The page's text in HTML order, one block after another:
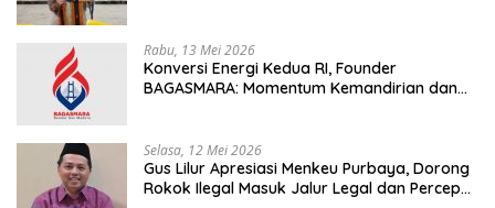
Rabu, 13 Mei 2026
Konversi Energi Kedua RI, Founder
BAGASMARA: Momentum Kemandirian dan
Selasa, 12 Mei 2026
Gus Lilur Apresiasi Menkeu Purbaya, Dorong
Rokok Ilegal Masuk Jalur Legal dan Percepat